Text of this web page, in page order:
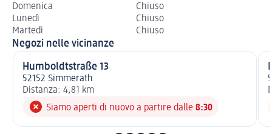
Domenica
Chiuso
Lunedì
Chiuso
Martedì
Chiuso
Negozi nelle vicinanze
Humboldtstraße 13
52152 Simmerath
Distanza: 4,81 km
Siamo aperti di nuovo a partire dalle 8:30